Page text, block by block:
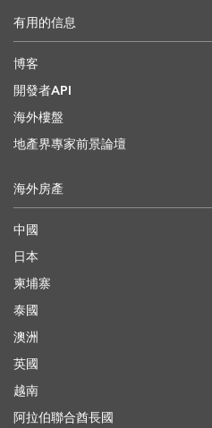
有用的信息
博客
開發者API
海外樓盤
地產界專家前景論壇
海外房產
中國
日本
柬埔寨
泰國
澳洲
英國
越南
阿拉伯聯合酋長國